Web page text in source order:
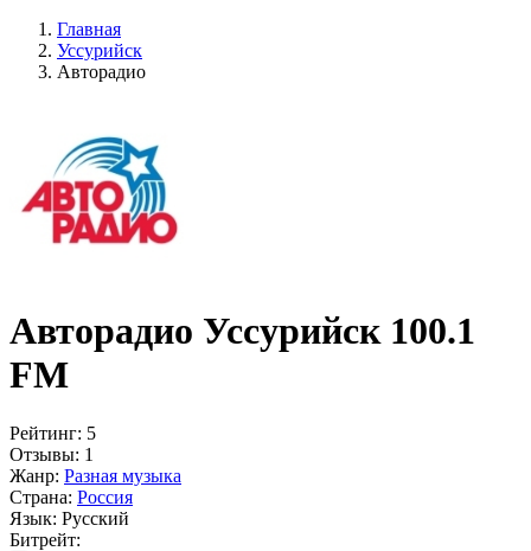
Главная
Уссурийск
Авторадио
Авторадио Уссурийск 100.1
FM
Рейтинг: 5
Отзывы: 1
Жанр: Разная музыка
Страна: Россия
Язык: Русский
Битрейт: